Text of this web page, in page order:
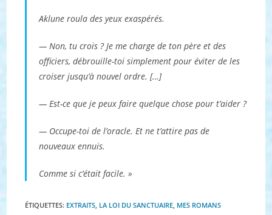
Aklune roula des yeux exaspérés.
— Non, tu crois ? Je me charge de ton père et des
officiers, débrouille-toi simplement pour éviter de les
croiser jusqu’à nouvel ordre. […]
— Est-ce que je peux faire quelque chose pour t’aider ?
— Occupe-toi de l’oracle. Et ne t’attire pas de
nouveaux ennuis.
Comme si c’était facile. »
ÉTIQUETTES: EXTRAITS LA LOI DU SANCTUAIRE MES ROMANS